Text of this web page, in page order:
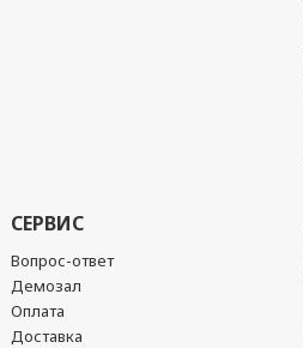
СЕРВИС
Вопрос-ответ
Демозал
Оплата
Доставка